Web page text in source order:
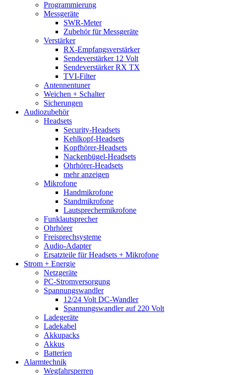
Programmierung
Messgeräte
SWR-Meter
Zubehör für Messgeräte
Verstärker
RX-Empfangsverstärker
Sendeverstärker 12 Volt
Sendeverstärker RX TX
TVI-Filter
Antennentuner
Weichen + Schalter
Sicherungen
Audiozubehör
Headsets
Security-Headsets
Kehlkopf-Headsets
Kopfhörer-Headsets
Nackenbügel-Headsets
Ohrhörer-Headsets
mehr anzeigen
Mikrofone
Handmikrofone
Standmikrofone
Lautsprechermikrofone
Funklautsprecher
Ohrhörer
Freisprechsysteme
Audio-Adapter
Ersatzteile für Headsets + Mikrofone
Strom + Energie
Netzgeräte
PC-Stromversorgung
Spannungswandler
12/24 Volt DC-Wandler
Spannungswandler auf 220 Volt
Ladegeräte
Ladekabel
Akkupacks
Akkus
Batterien
Alarmtechnik
Wegfahrsperren